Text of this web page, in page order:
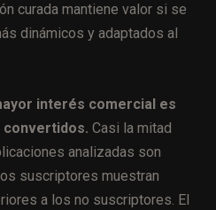
curada mantiene valor si se
dinámicos y adaptados al
interés comercial es
convertidos. Casi la mitad
analizadas son
suscriptores muestran
a los no suscriptores. El